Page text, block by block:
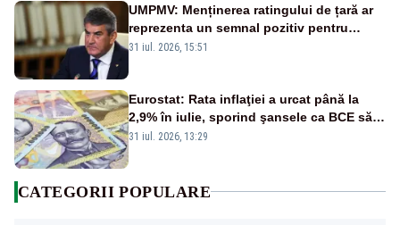
UMPMV: Menținerea ratingului de țară ar
reprezenta un semnal pozitiv pentru
România. Autoritățile trebuie să continue
31 iul. 2026, 15:51
Eurostat: Rata inflaţiei a urcat până la
2,9% în iulie, sporind şansele ca BCE să
majoreze dobânda
31 iul. 2026, 13:29
CATEGORII POPULARE